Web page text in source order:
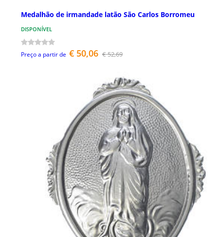
Medalhão de irmandade latão São Carlos Borromeu
DISPONÍVEL
Preço a partir de € 50,06 € 52,69